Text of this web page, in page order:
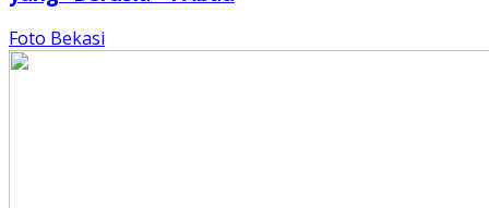
Foto Bekasi